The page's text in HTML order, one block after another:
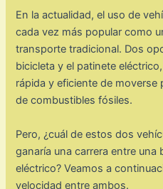
En la actualidad, el uso de
cada vez más popular como
transporte tradicional. Dos
bicicleta y el patinete
rápida y eficiente de moverse
de combustibles fósiles.
Pero, ¿cuál de estos dos
ganaría una carrera entre una
eléctrico? Veamos a
velocidad entre ambos.